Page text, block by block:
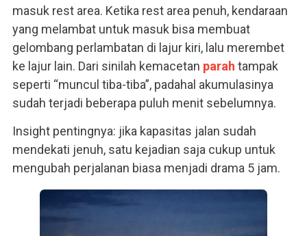
masuk rest area. Ketika rest area penuh, kendaraan
yang melambat untuk masuk bisa membuat
gelombang perlambatan di lajur kiri, lalu merembet
ke lajur lain. Dari sinilah kemacetan parah tampak
seperti “muncul tiba-tiba”, padahal akumulasinya
sudah terjadi beberapa puluh menit sebelumnya.
Insight pentingnya: jika kapasitas jalan sudah
mendekati jenuh, satu kejadian saja cukup untuk
mengubah perjalanan biasa menjadi drama 5 jam.